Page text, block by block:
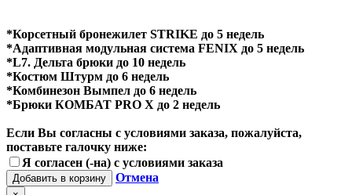
*Корсетный бронежилет STRIKE до 5 недель
*Адаптивная модульная система FENIX до 5 недель
*L7. Дельта брюки до 10 недель
*Костюм Штурм до 6 недель
*Комбинезон Вымпел до 6 недель
*Брюки КОМБАТ PRO X до 2 недель
Если Вы согласны с условиями заказа, пожалуйста,
поставьте галочку ниже:
Я согласен (-на) с условиями заказа
Добавить в корзину Отмена